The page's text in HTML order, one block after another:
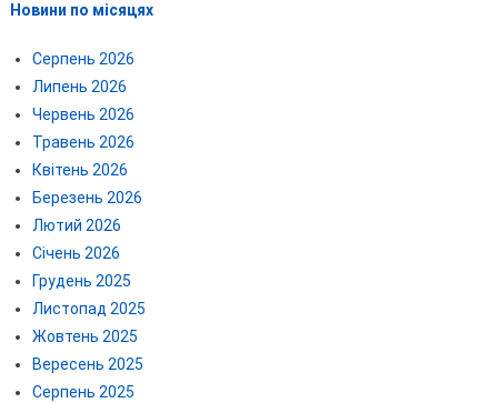
Новини по місяцях
Серпень 2026
Липень 2026
Червень 2026
Травень 2026
Квітень 2026
Березень 2026
Лютий 2026
Січень 2026
Грудень 2025
Листопад 2025
Жовтень 2025
Вересень 2025
Серпень 2025